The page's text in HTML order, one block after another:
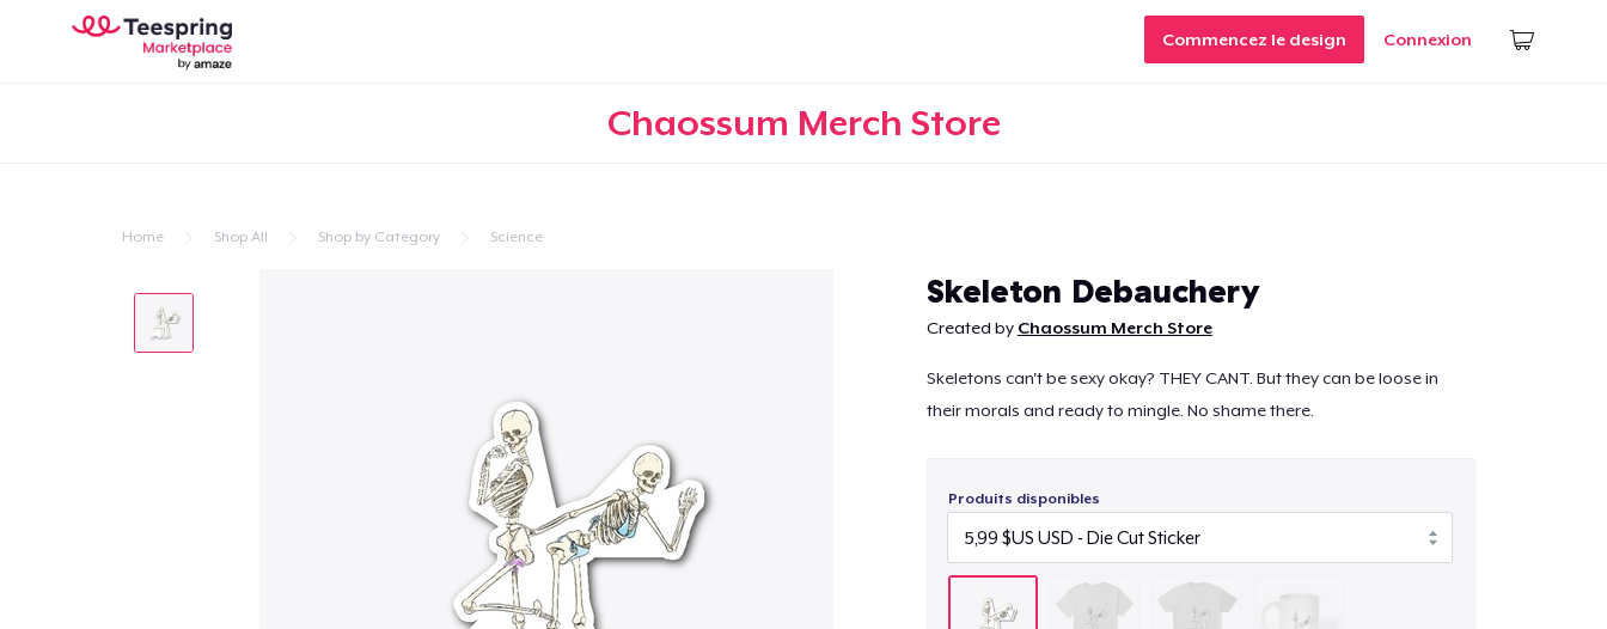
Commencez le design Connexion
Chaossum Merch Store
Home Shop All Shop by Category Science
Skeleton Debauchery
Created by Chaossum Merch Store
Skeletons can't be sexy okay? THEY CANT. But they can be loose in
their morals and ready to mingle. No shame there.
Produits disponibles